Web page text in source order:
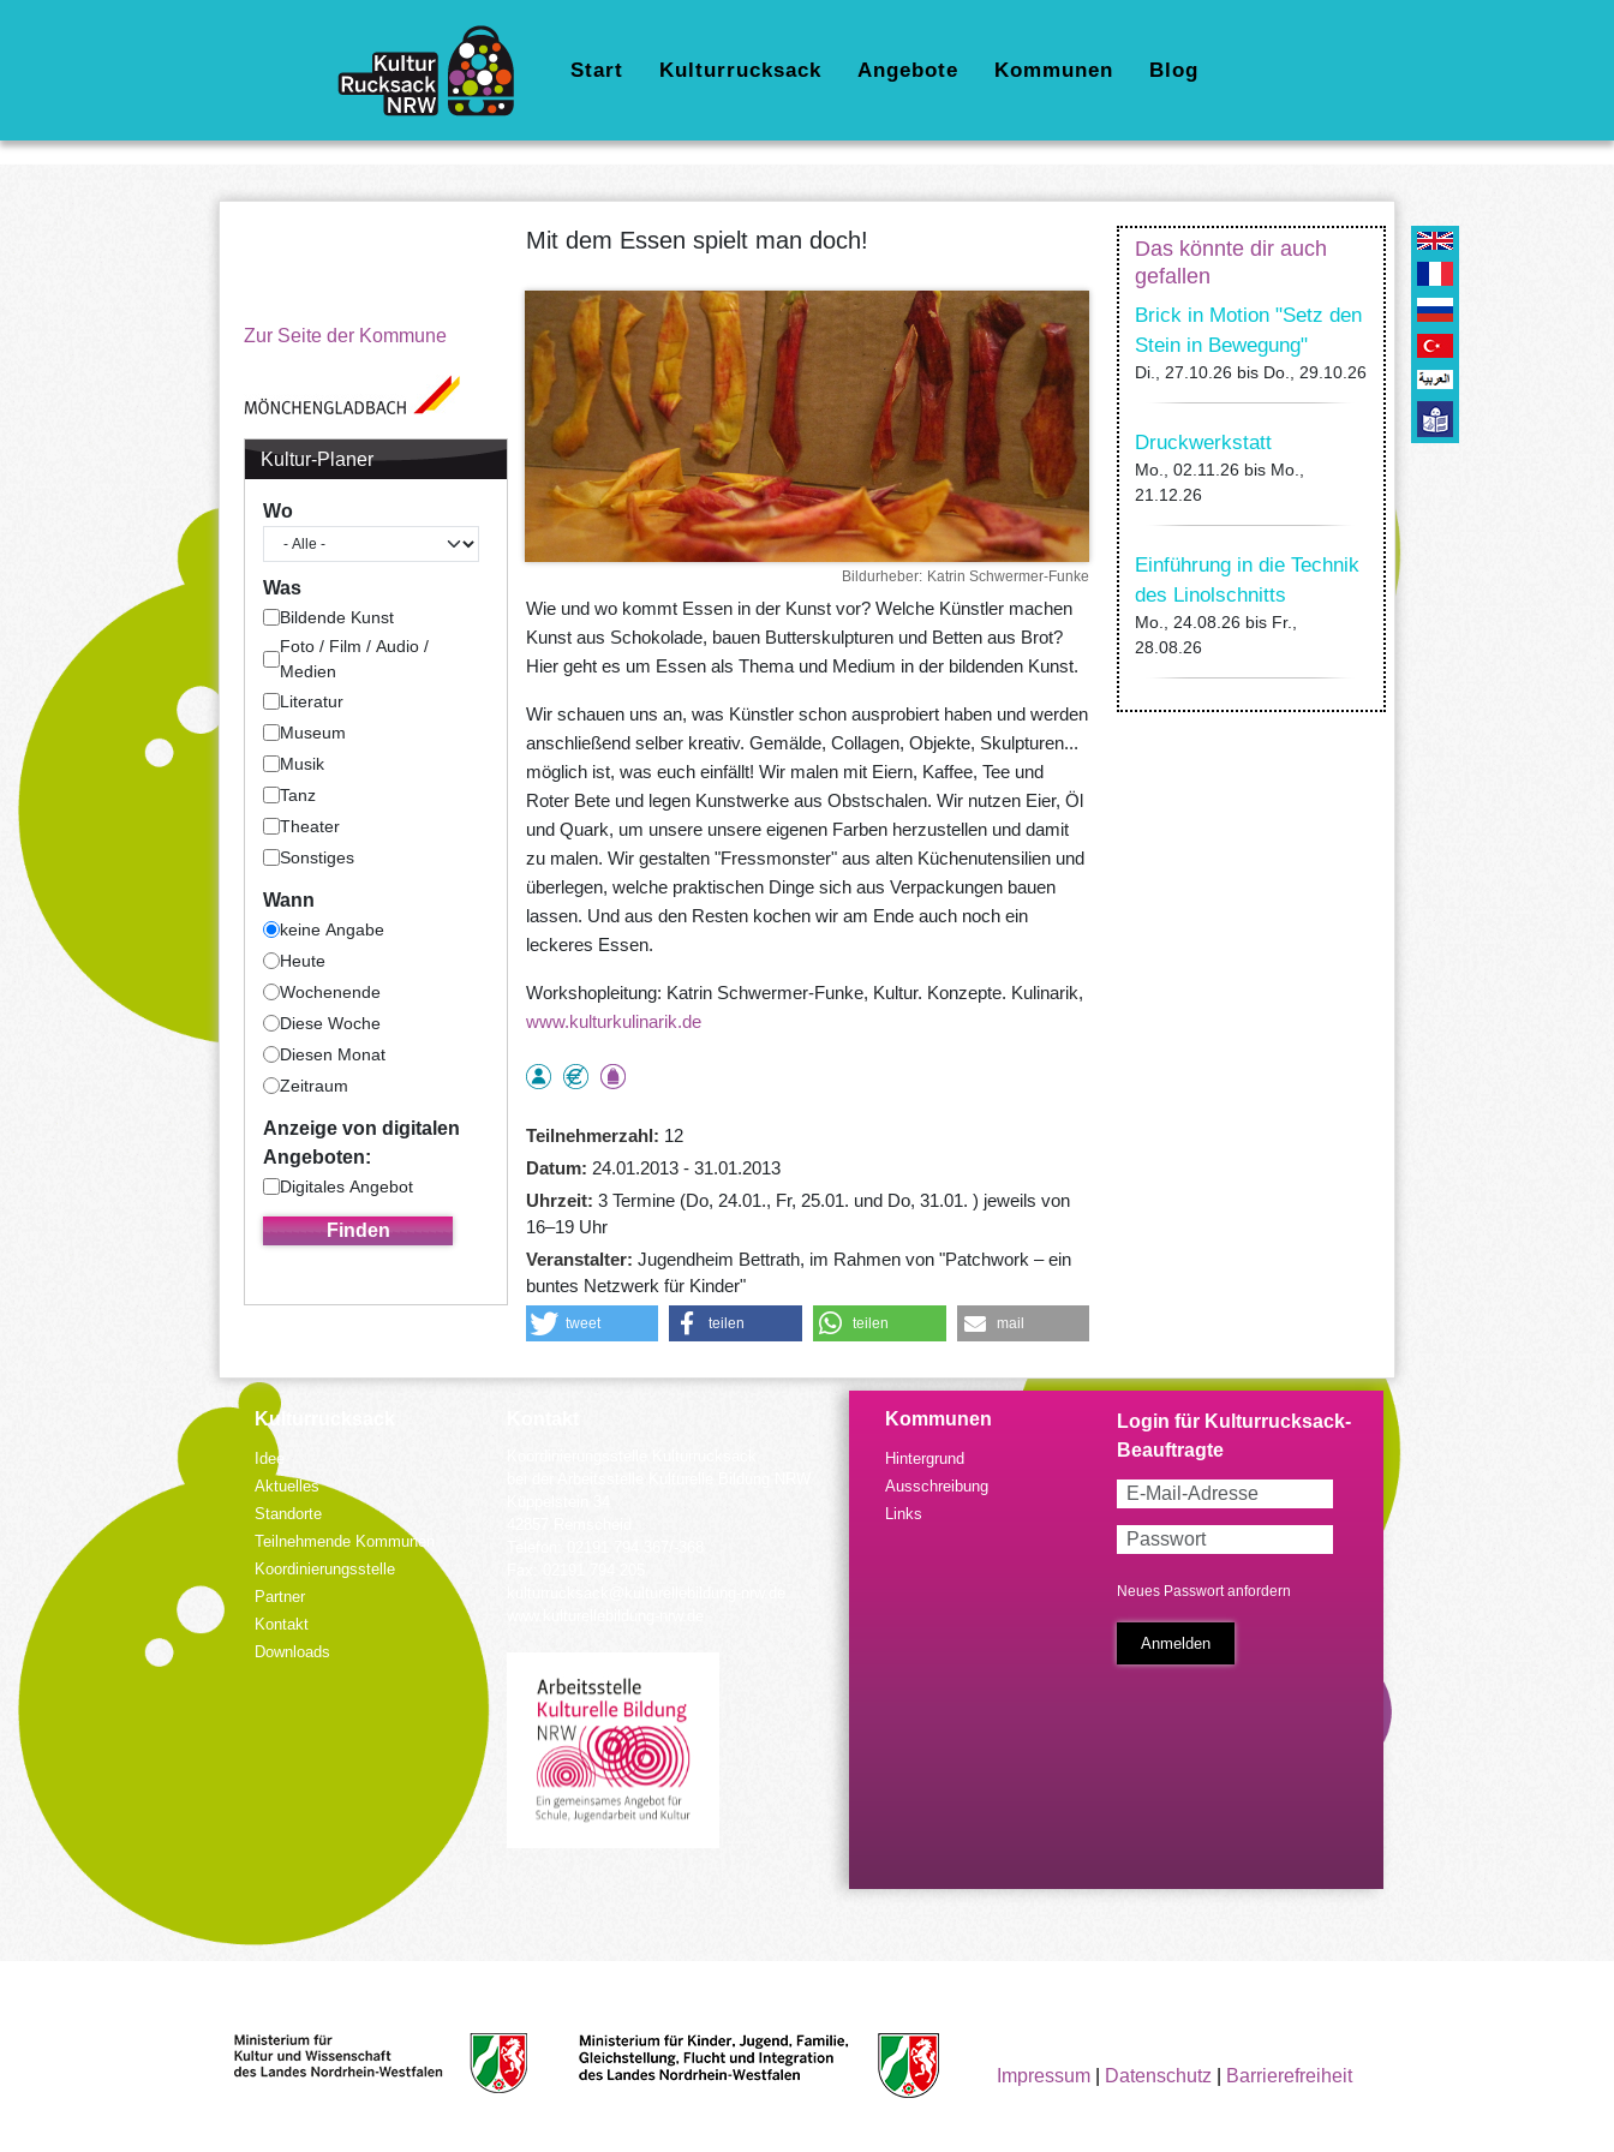
Hauptnavigation
Start Kulturrucksack Angebote Kommunen Blog
Zur Seite der Kommune
Kultur-Planer
Wo
Was
Bildende Kunst
Foto / Film / Audio /
Medien
Literatur
Museum
Musik
Tanz
Theater
Sonstiges
Wann
keine Angabe
Heute
Wochenende
Diese Woche
Diesen Monat
Zeitraum
Anzeige von digitalen
Angeboten:
Digitales Angebot
Mit dem Essen spielt man doch!
Bildurheber Katrin Schwermer-Funke
Wie und wo kommt Essen in der Kunst vor? Welche Künstler machen
Kunst aus Schokolade, bauen Butterskulpturen und Betten aus Brot?
Hier geht es um Essen als Thema und Medium in der bildenden Kunst.
Wir schauen uns an, was Künstler schon ausprobiert haben und werden
anschließend selber kreativ. Gemälde, Collagen, Objekte, Skulpturen...
möglich ist, was euch einfällt! Wir malen mit Eiern, Kaffee, Tee und
Roter Bete und legen Kunstwerke aus Obstschalen. Wir nutzen Eier, Öl
und Quark, um unsere unsere eigenen Farben herzustellen und damit
zu malen. Wir gestalten "Fressmonster" aus alten Küchenutensilien und
überlegen, welche praktischen Dinge sich aus Verpackungen bauen
lassen. Und aus den Resten kochen wir am Ende auch noch ein
leckeres Essen.
Workshopleitung: Katrin Schwermer-Funke, Kultur. Konzepte. Kulinarik,
www.kulturkulinarik.de
Teilnehmerzahl
12
Datum
24.01.2013 - 31.01.2013
Uhrzeit 3 Termine (Do, 24.01., Fr, 25.01. und Do, 31.01. ) jeweils von
16–19 Uhr
Veranstalter Jugendheim Bettrath, im Rahmen von "Patchwork – ein
buntes Netzwerk für Kinder"
tweet teilen teilen mail
Das könnte dir auch
gefallen
Brick in Motion "Setz den
Stein in Bewegung"
Di., 27.10.26 bis Do., 29.10.26
Druckwerkstatt
Mo., 02.11.26 bis Mo.,
21.12.26
Einführung in die Technik
des Linolschnitts
Mo., 24.08.26 bis Fr.,
28.08.26
Kulturrucksack
Idee
Aktuelles
Standorte
Teilnehmende Kommunen
Koordinierungsstelle
Partner
Kontakt
Downloads
Kommunen
Hintergrund
Ausschreibung
Links
Neues Passwort anfordern
Impressum| Datenschutz Barrierefreiheit